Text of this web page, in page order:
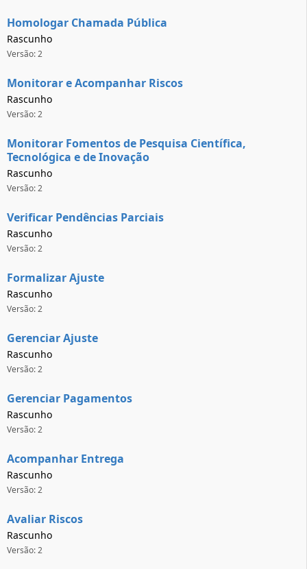
Homologar Chamada Pública
Rascunho
Versão: 2
Monitorar e Acompanhar Riscos
Rascunho
Versão: 2
Monitorar Fomentos de Pesquisa Científica,
Tecnológica e de Inovação
Rascunho
Versão: 2
Verificar Pendências Parciais
Rascunho
Versão: 2
Formalizar Ajuste
Rascunho
Versão: 2
Gerenciar Ajuste
Rascunho
Versão: 2
Gerenciar Pagamentos
Rascunho
Versão: 2
Acompanhar Entrega
Rascunho
Versão: 2
Avaliar Riscos
Rascunho
Versão: 2